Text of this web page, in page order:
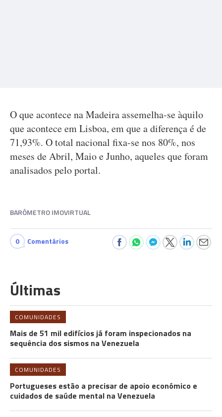
O que acontece na Madeira assemelha-se àquilo
que acontece em Lisboa, em que a diferença é de
71,93%. O total nacional fixa-se nos 80%, nos
meses de Abril, Maio e Junho, aqueles que foram
analisados pelo portal.
BARÓMETRO IMOVIRTUAL
0 Comentários
Últimas
COMUNIDADES
Mais de 51 mil edifícios já foram inspecionados na
sequência dos sismos na Venezuela
COMUNIDADES
Portugueses estão a precisar de apoio económico e
cuidados de saúde mental na Venezuela